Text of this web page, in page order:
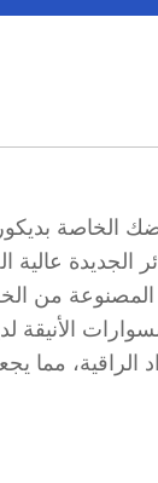
الخاصة
الجديدة عالية
المصنوعة من
الأنيقة
الراقية، مما